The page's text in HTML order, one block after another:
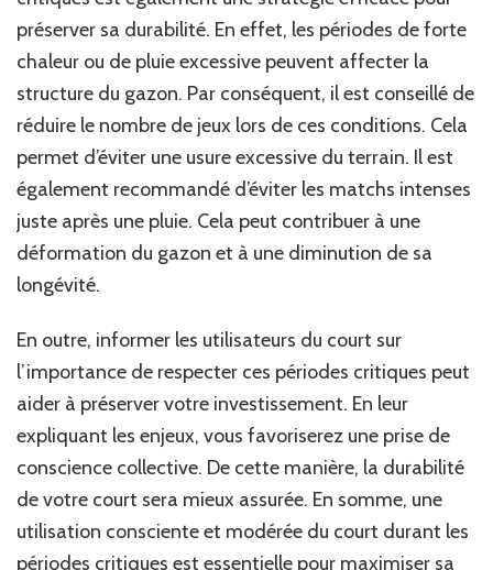
préserver sa durabilité. En effet, les périodes de forte
chaleur ou de pluie excessive peuvent affecter la
structure du gazon. Par conséquent, il est conseillé de
réduire le nombre de jeux lors de ces conditions. Cela
permet d’éviter une usure excessive du terrain. Il est
également recommandé d’éviter les matchs intenses
juste après une pluie. Cela peut contribuer à une
déformation du gazon et à une diminution de sa
longévité.
En outre, informer les utilisateurs du court sur
l’importance de respecter ces périodes critiques peut
aider à préserver votre investissement. En leur
expliquant les enjeux, vous favoriserez une prise de
conscience collective. De cette manière, la durabilité
de votre court sera mieux assurée. En somme, une
utilisation consciente et modérée du court durant les
périodes critiques est essentielle pour maximiser sa